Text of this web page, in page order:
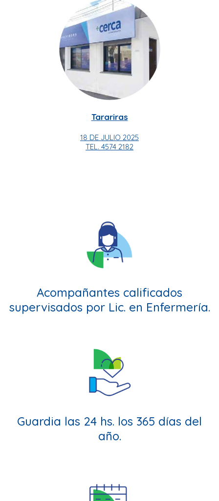
Tarariras
18 DE JULIO 2025
TEL. 4574 2182
Acompañantes calificados
supervisados por Lic. en Enfermería.
Guardia las 24 hs. los 365 días del
año.